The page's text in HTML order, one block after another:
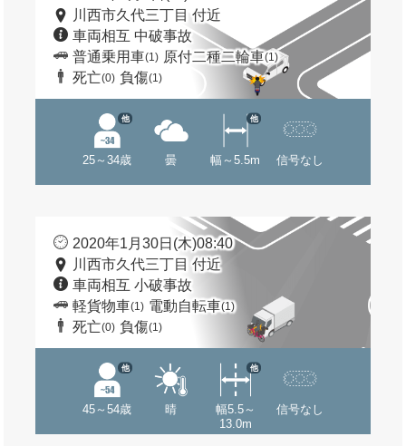
川西市久代三丁目 付近
車両相互 中破事故
普通乗用車(1) 原付二種二輪車(1)
死亡(0) 負傷(1)
25～34歳
他
曇 幅～5.5m
他
信号なし
2020年1月30日(木)08:40
川西市久代三丁目 付近
車両相互 小破事故
軽貨物車(1) 電動自転車(1)
死亡(0) 負傷(1)
45～54歳
他
晴
幅5.5～
13.0m
他
信号なし